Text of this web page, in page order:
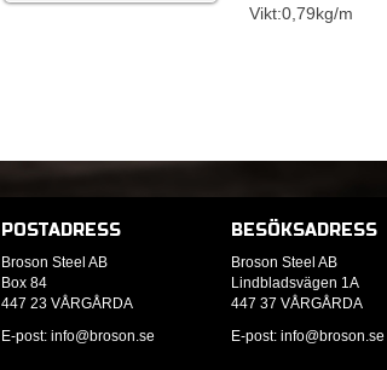
Vikt:0,79kg/m
POSTADRESS
Broson Steel AB
Box 84
447 23 VÅRGÅRDA
E-post: info@broson.se
BESÖKSADRESS
Broson Steel AB
Lindbladsvägen 1A
447 37 VÅRGÅRDA
E-post: info@broson.se